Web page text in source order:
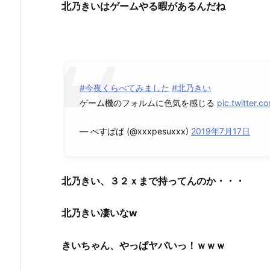
｜
1
2.
野
北乃きいはゲームやる暇があるんだね
#今夜くらべてみました #北乃きい
ゲーム機のフォルムに色気を感じる
— ぺすぱぱ (@xxxpesuxxx) 2019年7月17日
北乃きい、３２ｘまで持ってんのか・・・
北乃きい凄いなw
きいちゃん、やっぱヤバいっ！ｗｗｗ